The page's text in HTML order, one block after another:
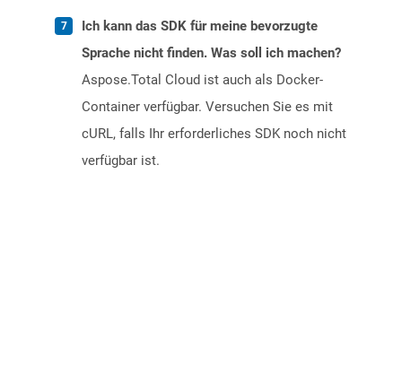
Ich kann das SDK für meine bevorzugte
Sprache nicht finden. Was soll ich machen?
Aspose.Total Cloud ist auch als Docker-
Container verfügbar. Versuchen Sie es mit
cURL, falls Ihr erforderliches SDK noch nicht
verfügbar ist.